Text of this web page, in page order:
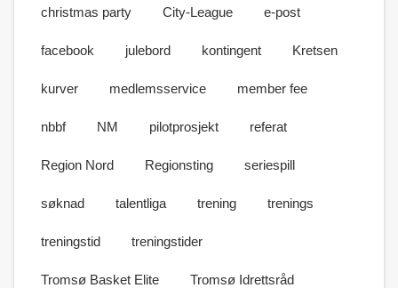
christmas party City-League e-post
facebook julebord kontingent Kretsen
kurver medlemsservice member fee
nbbf NM pilotprosjekt referat
Region Nord Regionsting seriespill
søknad talentliga trening trenings
treningstid treningstider
Tromsø Basket Elite Tromsø Idrettsråd